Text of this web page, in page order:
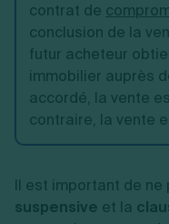
contrat de
conclusion de la
futur acheteur
immobilier auprès
accordé, la vente
contraire, la vente
Il est important de ne
suspensive et la